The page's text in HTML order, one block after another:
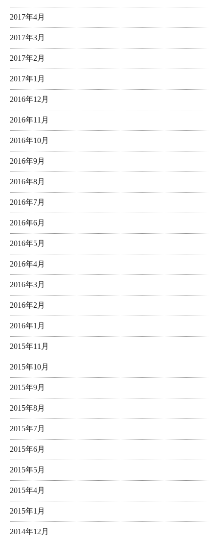
2017年4月
2017年3月
2017年2月
2017年1月
2016年12月
2016年11月
2016年10月
2016年9月
2016年8月
2016年7月
2016年6月
2016年5月
2016年4月
2016年3月
2016年2月
2016年1月
2015年11月
2015年10月
2015年9月
2015年8月
2015年7月
2015年6月
2015年5月
2015年4月
2015年1月
2014年12月